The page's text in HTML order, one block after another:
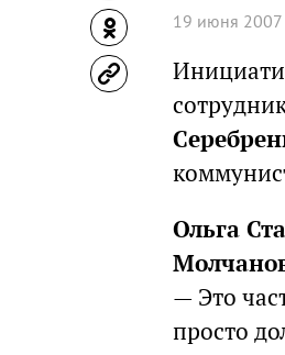
19 июня 2007
Ольга
— Это
просто